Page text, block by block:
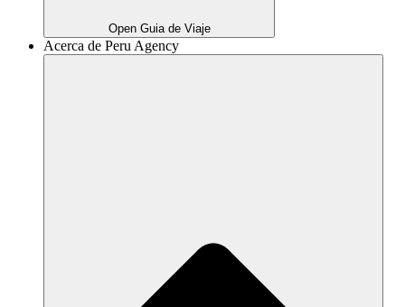
Open Guia de Viaje
Acerca de Peru Agency